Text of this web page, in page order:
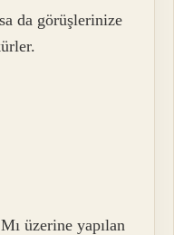
da görüşlerinize
üzerine yapılan